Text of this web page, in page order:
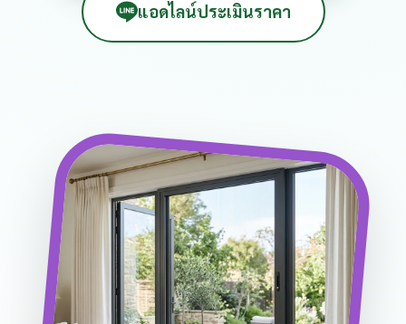
แอดไลน์ประเมินราคา